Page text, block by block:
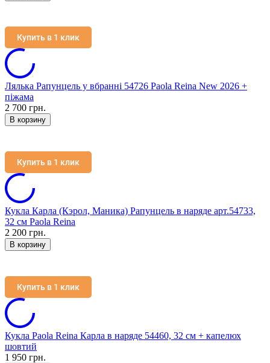
Купить в 1 клик
Лялька Рапунцель у вбранні 54726 Paola Reina New 2026 +
піжама
2 700 грн.
В корзину
Купить в 1 клик
Кукла Карла (Кэрол, Маника) Рапунцель в наряде арт.54733,
32 см Paola Reina
2 200 грн.
В корзину
Купить в 1 клик
Кукла Paola Reina Карла в наряде 54460, 32 см + капелюх
шовтий
1 950 грн.